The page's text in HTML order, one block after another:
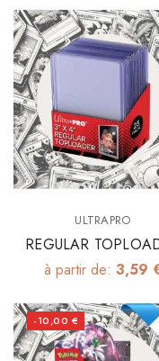
ULTRAPRO
REGULAR
3"x4" X25
à partir de: 3,59
-10,00 €